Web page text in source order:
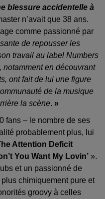
blessure accidentelle à
n’avait que 38 ans.
comme passionné par
de repousser les
travail au label Numbers
en découvrant
ont fait de lui une figure
de la musique
la scène. »
fans – le nombre de ses
probablement plus, lui
Attention Deficit
You Want My Lovin’ ».
et un passionné de
chimiquement pure et
groovy à celles